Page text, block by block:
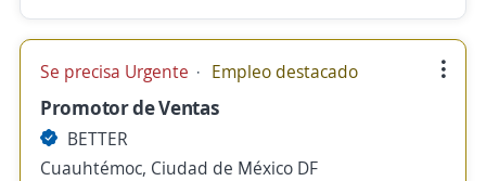
Se precisa Urgente Empleo destacado
Promotor de Ventas
BETTER
Cuauhtémoc, Ciudad de México DF